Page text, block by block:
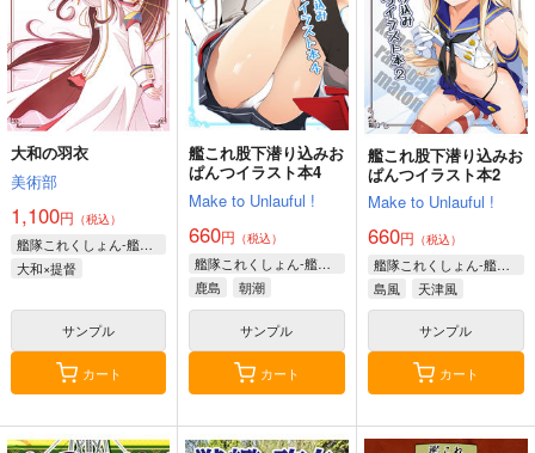
大和の羽衣
美術部
1,100円 （税込）
艦隊これくしょん-艦これ-
大和×提督
サンプル
カート
艦これ股下潜り込みお
ぱんつイラスト本4
Make to Unlauful !
660円 （税込）
艦隊これくしょん-艦これ-
鹿島
朝潮
サンプル
カート
艦これ股下潜り込みお
ぱんつイラスト本2
Make to Unlauful !
660円 （税込）
艦隊これくしょん-艦これ-
島風
天津風
サンプル
カート